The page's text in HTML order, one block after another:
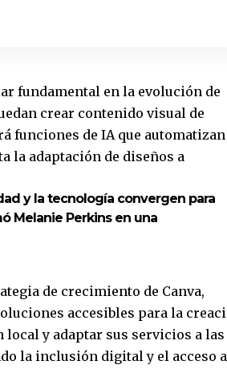
fundamental en la evolución de
crear contenido visual de
funciones de IA que automatizan
la adaptación de diseños a
y la tecnología convergen para
Melanie Perkins en una
de crecimiento de Canva,
accesibles para la
y adaptar sus servicios a las
la inclusión digital y el acceso a